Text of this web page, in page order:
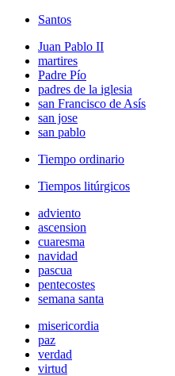
Santos
Juan Pablo II
martires
Padre Pío
padres de la iglesia
san Francisco de Asís
san jose
san pablo
Tiempo ordinario
Tiempos litúrgicos
adviento
ascension
cuaresma
navidad
pascua
pentecostes
semana santa
misericordia
paz
verdad
virtud